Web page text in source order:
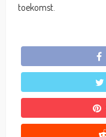
toekomst.